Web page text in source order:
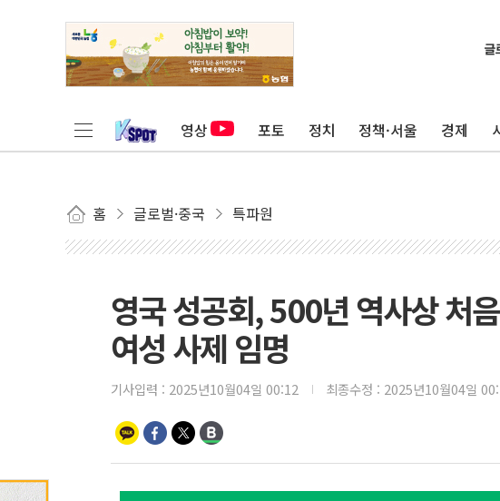
영상 포토 정치 정책·서울 경제
홈 글로벌·중국 특파원
영국 성공회, 500년 역사상 처
여성 사제 임명
기사입력 : 2025년10월04일 00:12 최종수정 : 2025년10월04일